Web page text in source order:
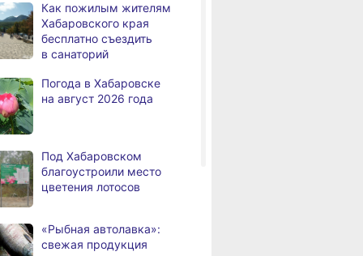
площадки станут частью
обновлённого сквера
в Хабаровске
заканчивают ремонт дороги
Переяславка — Аргунское
переедут в новые квартиры
в 2026 году
лучших представителей
строительной отрасли
Как пожилым жителям
Хабаровского края
бесплатно съездить
в санаторий
Погода в Хабаровске
на август 2026 года
Под Хабаровском
благоустроили место
цветения лотосов
«Рыбная автолавка»:
свежая продукция